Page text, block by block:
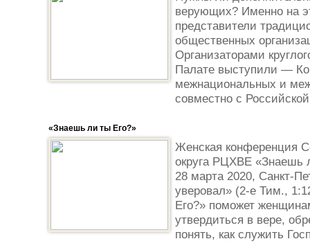
верующих? Именно на
представители
общественных
Организаторами
Палате выступили —
межнациональных и
совместно с
«Знаешь ли ты Его?»
Женская конференция
округа РЦХВЕ «Знаешь
28 марта 2020, Санкт-
уверовал» (2-е Тим.,
Его?» поможет
утвердиться в вере,
понять, как служить